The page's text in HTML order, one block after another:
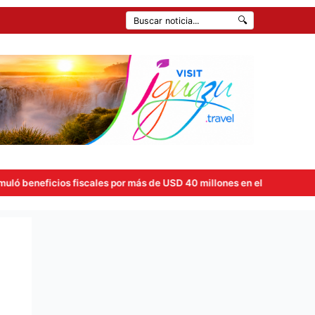
🔍
por más de USD 40 millones en el primer semestre tras la